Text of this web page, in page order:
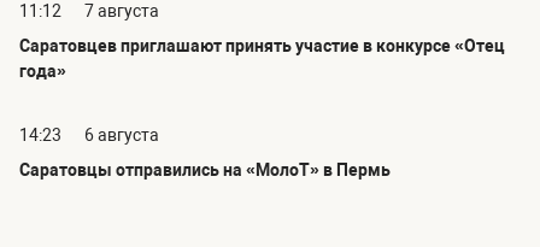
11:12
7 августа
Саратовцев приглашают принять участие в конкурсе «Отец
года»
14:23
6 августа
Саратовцы отправились на «МолоТ» в Пермь